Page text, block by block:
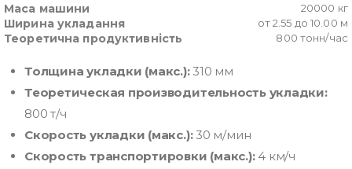
Маса машини 20000 кг
Ширина укладання от 2.55 до 10.00 м
Теоретична продуктивність 800 тонн/час
Толщина укладки (макс.):310 мм
Теоретическая производительность укладки:
800 т/ч
Скорость укладки (макс.):30 м/мин
Скорость транспортировки (макс.):4 км/ч